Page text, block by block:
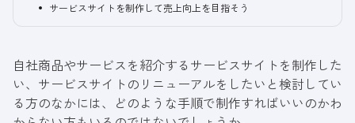
サービスサイトを制作して売上向上を目指そう
自社商品やサービスを紹介するサービスサイトを制作した
い、サービスサイトのリニューアルをしたいと検討してい
る方のなかには、どのような手順で制作すればいいのかわ